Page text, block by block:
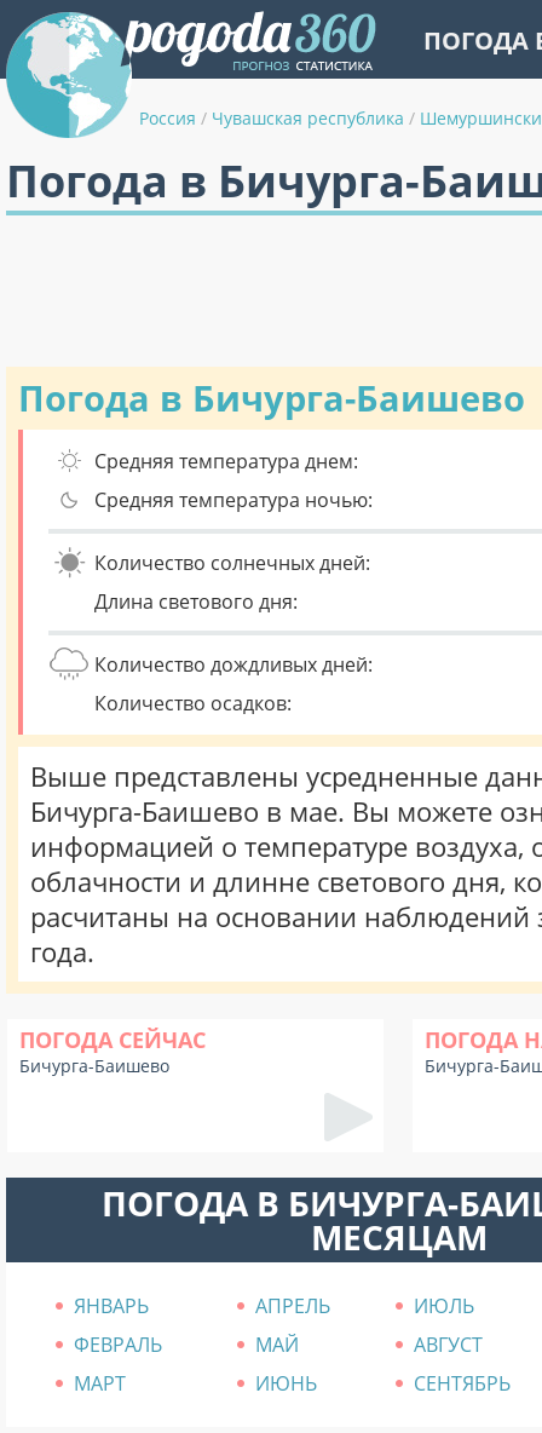
ПОГОДА
Россия / Чувашская республика /
Погода в Бичурга-
Погода в Бичурга-Баишево
Средняя температура днем:
Средняя температура ночью:
Количество солнечных дней:
Длина светового дня:
Количество дождливых дней:
Количество осадков:
Выше представлены усредненные
Бичурга-Баишево в мае. Вы можете
информацией о температуре воздуха,
облачности и длинне светового дня,
расчитаны на основании наблюдений
года.
ПОГОДА СЕЙЧАС
Бичурга-Баишево
ПОГОДА
Бичурга-
ПОГОДА В БИЧУРГА-
МЕСЯЦАМ
ЯНВАРЬ АПРЕЛЬ
ИЮЛЬ
ФЕВРАЛЬ
МАЙ
АВГУСТ
МАРТ
ИЮНЬ СЕНТЯБРЬ